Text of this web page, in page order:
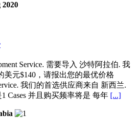
2020
Service. 需要导入 沙特阿拉伯. 我
美元$140，请报出您的最优价格
我们的首选供应商来自 新西兰.
Cases 并且购买频率将是 每年 [...]